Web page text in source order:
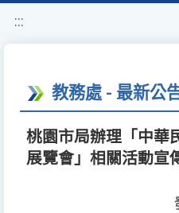
:::
教務處 - 最新公
桃園市局辦理「中華
展覽會」相關活動宣